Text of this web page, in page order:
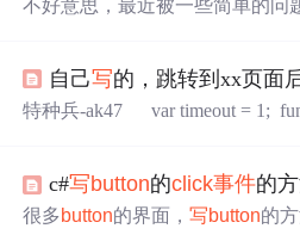
不好意思，最近被一些简单的问
里要调用button 1.click事件，怎么
很简单，用了多年，一直很爽）
自己写的，跳转到xx页面
特种兵-ak47 var timeout =
c#写button的click事件的方法，
很多button的界面，写button的